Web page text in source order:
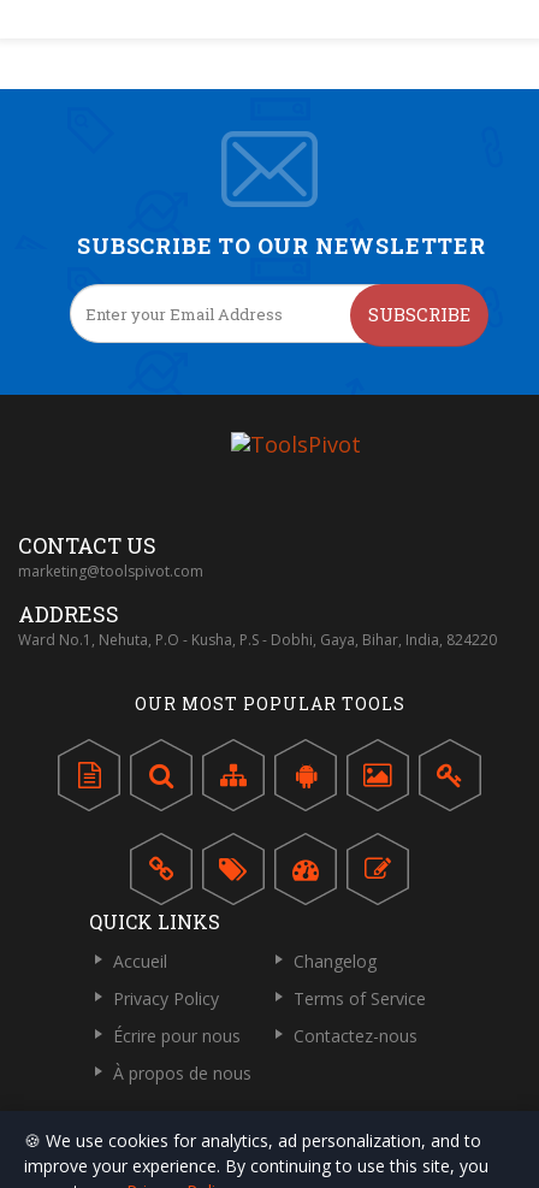
SUBSCRIBE TO OUR NEWSLETTER
SUBSCRIBE
CONTACT US
marketing@toolspivot.com
ADDRESS
Ward No.1, Nehuta, P.O - Kusha, P.S - Dobhi, Gaya, Bihar, India, 824220
OUR MOST POPULAR TOOLS
QUICK LINKS
Accueil
Changelog
Privacy Policy
Terms of Service
Écrire pour nous
Contactez-nous
À propos de nous
🍪 We use cookies for analytics, ad personalization, and to
improve your experience. By continuing to use this site, you